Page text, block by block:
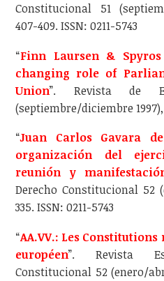
Constitucional 51
407-409. ISSN: 0211-5743
“Finn Laursen &
changing role of
Union”. Revista de
(septiembre/diciembre 1997),
“Juan Carlos Gavara
organización del
reunión y
Derecho Constitucional 52
335. ISSN: 0211-5743
“AA.VV.: Les
européen”. Revista
Constitucional 52 (enero/